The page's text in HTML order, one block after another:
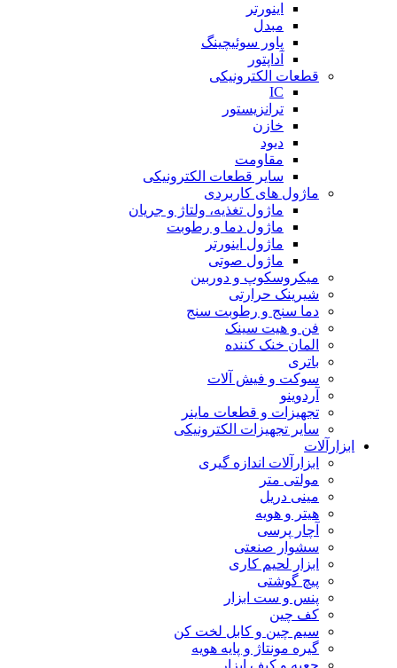
اینورتر
مبدل
پاور سوئیچینگ
آداپتور
قطعات الکترونیکی
IC
ترانزیستور
خازن
دیود
مقاومت
سایر قطعات الکترونیکی
ماژول های کاربردی
ماژول تغذیه، ولتاژ و جریان
ماژول دما و رطوبت
ماژول اینورتر
ماژول صوتی
میکروسکوپ و دوربین
شیرینک حرارتی
دما سنج و رطوبت سنج
فن و هیت سینک
المان خنک کننده
باتری
سوکت و فیش آلات
آردوینو
تجهیزات و قطعات ماینر
سایر تجهیزات الکترونیکی
ابزارآلات
ابزارآلات اندازه گیری
مولتی متر
مینی دریل
هیتر و هویه
آچار پرسی
سشوار صنعتی
ابزار لحیم کاری
پیچ گوشتی
پنس و ست ابزار
کف چین
سیم چین و کابل لخت کن
گیره مونتاژ و پایه هویه
جعبه و کیف ابزار